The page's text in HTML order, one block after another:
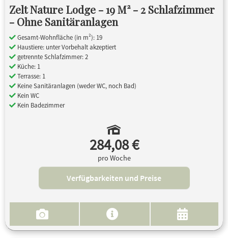
Zelt Nature Lodge - 19 M² - 2 Schlafzimmer
- Ohne Sanitäranlagen
Gesamt-Wohnfläche (in m²): 19
Haustiere: unter Vorbehalt akzeptiert
getrennte Schlafzimmer: 2
Küche: 1
Terrasse: 1
Keine Sanitäranlagen (weder WC, noch Bad)
Kein WC
Kein Badezimmer
284,08 €
pro Woche
Verfügbarkeiten und Preise